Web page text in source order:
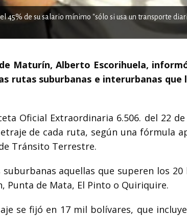
45% de su salario mínimo "sólo si usa un transporte
Maturín, Alberto Escorihuela,
rutas suburbanas e interurbanas que
Oficial Extraordinaria 6.506. del 22
de cada ruta, según una fórmula
Tránsito Terrestre.
aquellas que superen los
Punta de Mata, El Pinto o Quiriquire.
se fijó en 17 mil bolívares, que